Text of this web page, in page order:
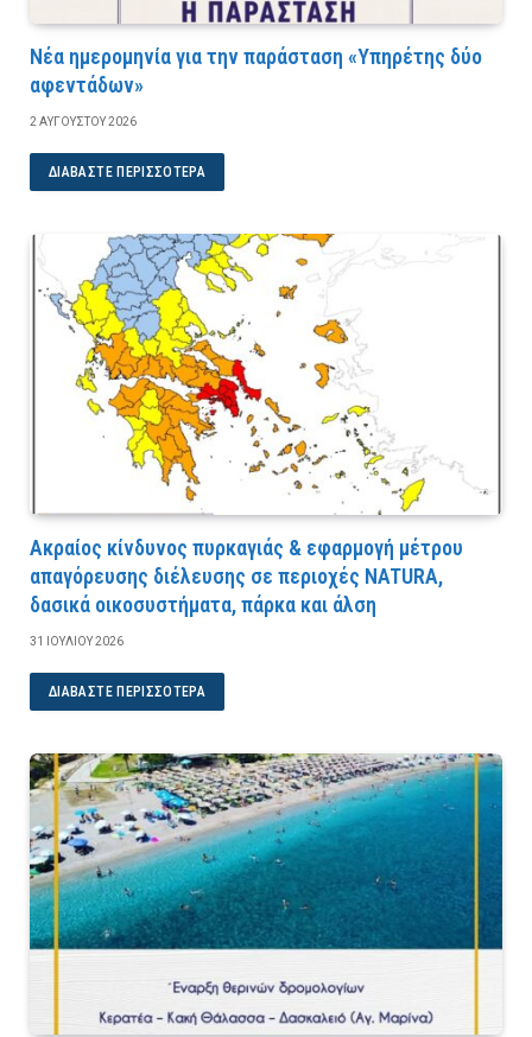
Νέα ημερομηνία για την παράσταση «Υπηρέτης δύο
αφεντάδων»
2 ΑΥΓΟΎΣΤΟΥ 2026
ΔΙΑΒΆΣΤΕ ΠΕΡΙΣΣΌΤΕΡΑ
Ακραίος κίνδυνος πυρκαγιάς & εφαρμογή μέτρου
απαγόρευσης διέλευσης σε περιοχές NATURA,
δασικά οικοσυστήματα, πάρκα και άλση
31 ΙΟΥΛΊΟΥ 2026
ΔΙΑΒΆΣΤΕ ΠΕΡΙΣΣΌΤΕΡΑ